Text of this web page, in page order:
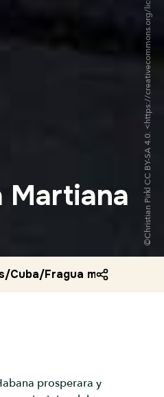
Martiana
/Cuba/Fragua martiana
prosperara y